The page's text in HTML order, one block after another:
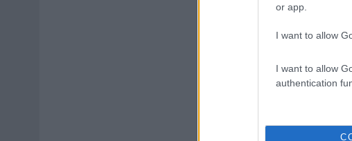
or app.
I want to allow
I want to allow
authentication